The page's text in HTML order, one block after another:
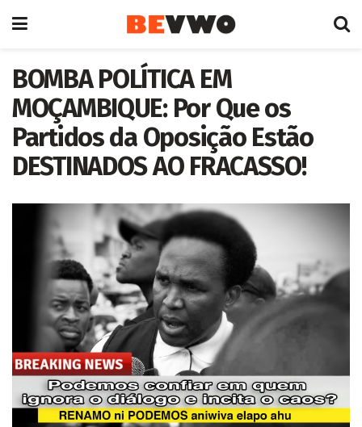
BOMBA POLÍTICA EM
MOÇAMBIQUE: Por Que os
Partidos da Oposição Estão
DESTINADOS AO FRACASSO!